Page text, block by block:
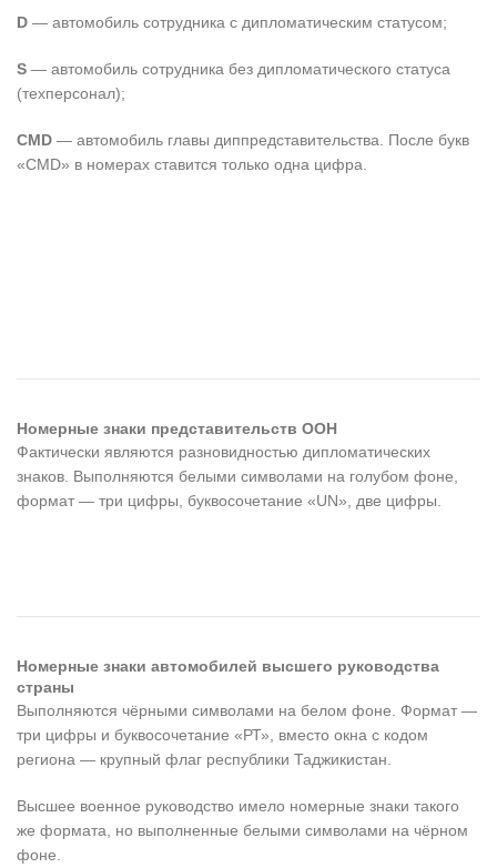
D — автомобиль сотрудника с дипломатическим статусом;
S — автомобиль сотрудника без дипломатического статуса
(техперсонал);
CMD — автомобиль главы диппредставительства. После букв
«CMD» в номерах ставится только одна цифра.
Номерные знаки представительств ООН
Фактически являются разновидностью дипломатических
знаков. Выполняются белыми символами на голубом фоне,
формат — три цифры, буквосочетание «UN», две цифры.
Номерные знаки автомобилей высшего руководства
страны
Выполняются чёрными символами на белом фоне. Формат —
три цифры и буквосочетание «РТ», вместо окна с кодом
региона — крупный флаг республики Таджикистан.
Высшее военное руководство имело номерные знаки такого
же формата, но выполненные белыми символами на чёрном
фоне.